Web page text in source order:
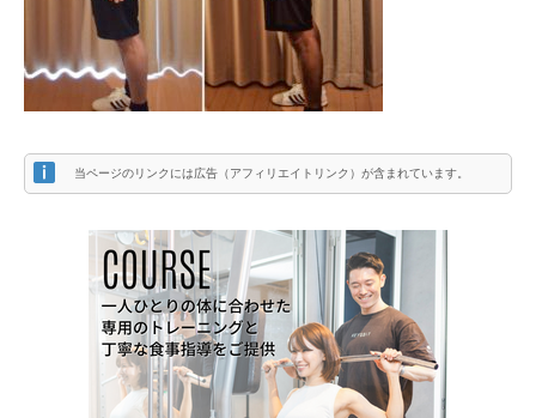
当ページのリンクには広告（アフィリエイトリンク）が含まれています。